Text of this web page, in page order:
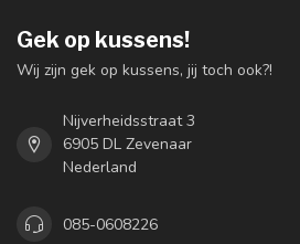
Gek op kussens!
Wij zijn gek op kussens, jij toch ook?!
Nijverheidsstraat 3
6905 DL Zevenaar
Nederland
085-0608226